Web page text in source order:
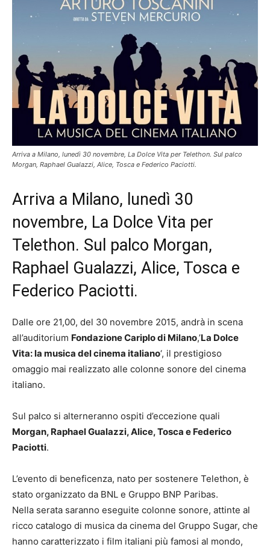
Arriva a Milano, lunedì 30 novembre, La Dolce Vita per Telethon. Sul palco
Morgan, Raphael Gualazzi, Alice, Tosca e Federico Paciotti.
Arriva a Milano, lunedì 30
novembre, La Dolce Vita per
Telethon. Sul palco Morgan,
Raphael Gualazzi, Alice, Tosca e
Federico Paciotti.
Dalle ore 21,00, del 30 novembre 2015, andrà in scena
all’auditorium Fondazione Cariplo di Milano,’La Dolce
Vita: la musica del cinema italiano‘, il prestigioso
omaggio mai realizzato alle colonne sonore del cinema
italiano.
Sul palco si alterneranno ospiti d’eccezione quali
Morgan, Raphael Gualazzi, Alice, Tosca e Federico
Paciotti.
L’evento di beneficenza, nato per sostenere Telethon, è
stato organizzato da BNL e Gruppo BNP Paribas.
Nella serata saranno eseguite colonne sonore, attinte al
ricco catalogo di musica da cinema del Gruppo Sugar, che
hanno caratterizzato i film italiani più famosi al mondo,